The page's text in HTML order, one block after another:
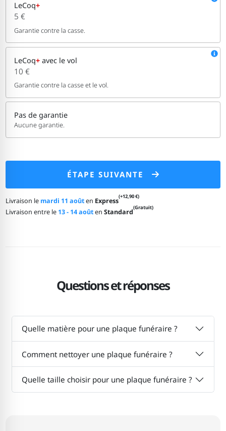
LeCoq+
5 €
Garantie contre la casse.
LeCoq+avec le vol
10 €
Garantie contre la casse et le vol.
Pas de garantie
Aucune garantie.
ÉTAPE SUIVANTE
Livraison le mardi 11 aoûten Express(+12,90 €)
Livraison entre le 13 - 14 aoûtenStandard(Gratuit)
Questions et réponses
Quelle matière pour une plaque funéraire ?
Comment nettoyer une plaque funéraire ?
Quelle taille choisir pour une plaque funéraire ?